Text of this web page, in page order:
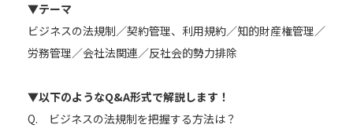
▼テーマ
ビジネスの法規制／契約管理、利用規約／知的財産権管理／
労務管理／会社法関連／反社会的勢力排除
▼以下のようなQ&A形式で解説します！
Q. ビジネスの法規制を把握する方法は？